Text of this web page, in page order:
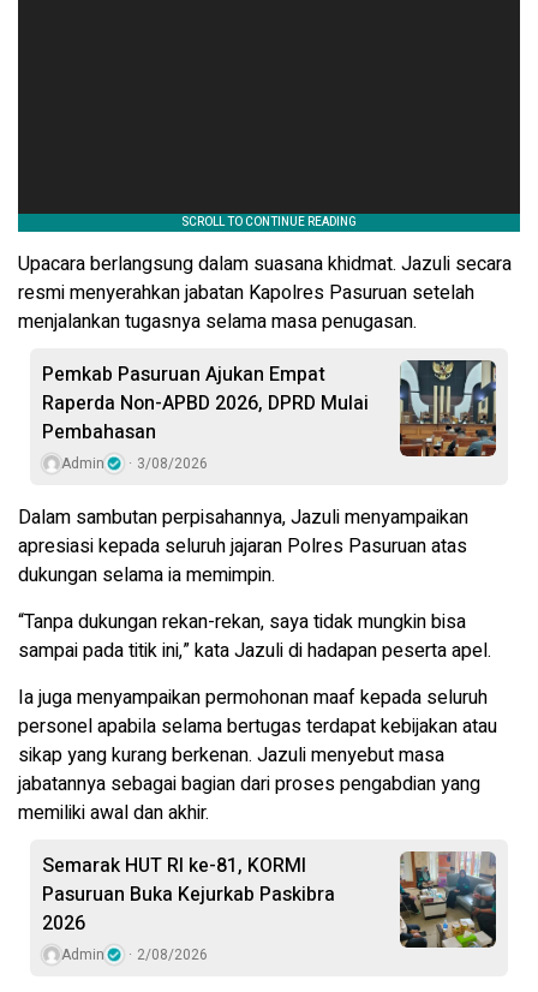
Upacara berlangsung dalam suasana khidmat. Jazuli secara
resmi menyerahkan jabatan Kapolres Pasuruan setelah
menjalankan tugasnya selama masa penugasan.
Pemkab Pasuruan Ajukan Empat
Raperda Non-APBD 2026, DPRD Mulai
Pembahasan
Admin 3/08/2026
Dalam sambutan perpisahannya, Jazuli menyampaikan
apresiasi kepada seluruh jajaran Polres Pasuruan atas
dukungan selama ia memimpin.
“Tanpa dukungan rekan-rekan, saya tidak mungkin bisa
sampai pada titik ini,” kata Jazuli di hadapan peserta apel.
Ia juga menyampaikan permohonan maaf kepada seluruh
personel apabila selama bertugas terdapat kebijakan atau
sikap yang kurang berkenan. Jazuli menyebut masa
jabatannya sebagai bagian dari proses pengabdian yang
memiliki awal dan akhir.
Semarak HUT RI ke-81, KORMI
Pasuruan Buka Kejurkab Paskibra
2026
Admin 2/08/2026